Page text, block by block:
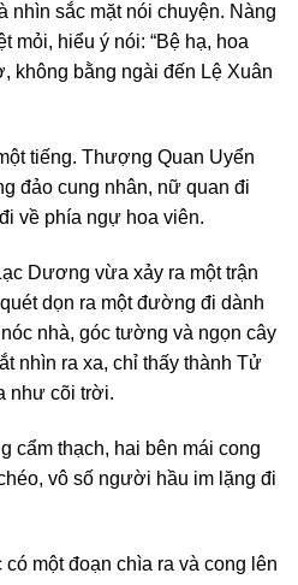
nhìn sắc mặt nói chuyện. Nàng
mỏi, hiểu ý nói: “Bệ hạ, hoa
không bằng ngài đến Lệ Xuân
tiếng. Thượng Quan Uyển
đảo cung nhân, nữ quan đi
về phía ngự hoa viên.
Dương vừa xảy ra một trận
dọn ra một đường đi dành
nhà, góc tường và ngọn cây
nhìn ra xa, chỉ thấy thành Tử
như cõi trời.
cẩm thạch, hai bên mái cong
vô số người hầu im lặng đi
một đoạn chìa ra và cong lên